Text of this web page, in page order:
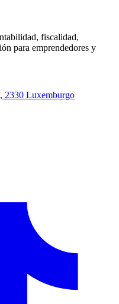
fiscalidad,
para emprendedores y
2330 Luxemburgo